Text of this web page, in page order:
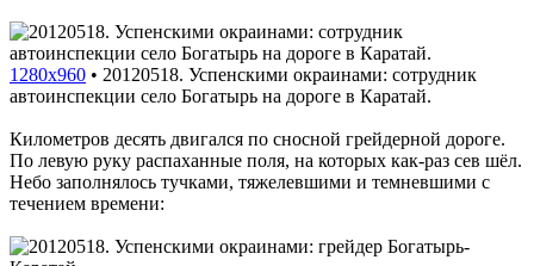
1280x960 • 20120518. Успенскими окраинами: сотрудник
автоинспекции село Богатырь на дороге в Каратай.
Километров десять двигался по сносной грейдерной дороге.
По левую руку распаханные поля, на которых как-раз сев шёл.
Небо заполнялось тучками, тяжелевшими и темневшими с
течением времени: